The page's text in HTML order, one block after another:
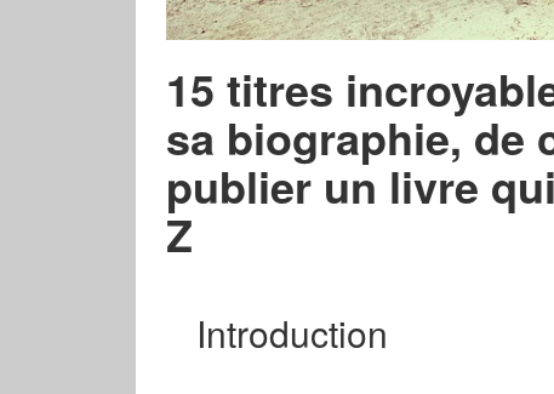
15 titres
sa biographie, de
publier un livre
Z
Introduction